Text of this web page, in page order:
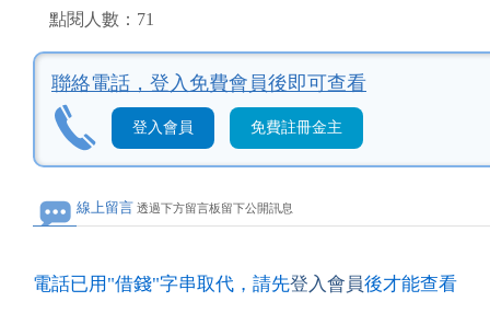
點閱人數：71
聯絡電話， 登入免費會員後即可查看
登入會員 免費註冊金主
線上留言 透過下方留言板留下公開訊息
電話已用"借錢"字串取代，請先登入會員後才能查看